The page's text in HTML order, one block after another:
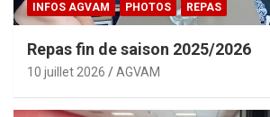
INFOS AGVAM PHOTOS REPAS
Repas fin de saison 2025/2026
10 juillet 2026 AGVAM